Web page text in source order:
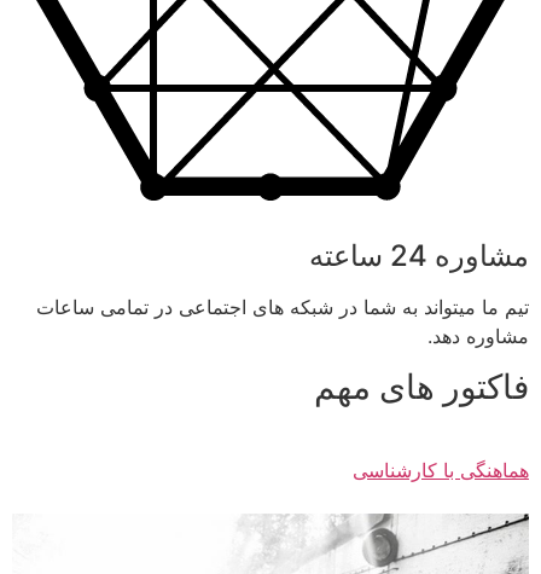
مشاوره 24 ساعته
تیم ما میتواند به شما در شبکه های اجتماعی در تمامی ساعات
مشاوره دهد.
فاکتور های مهم
هماهنگی با کارشناسی